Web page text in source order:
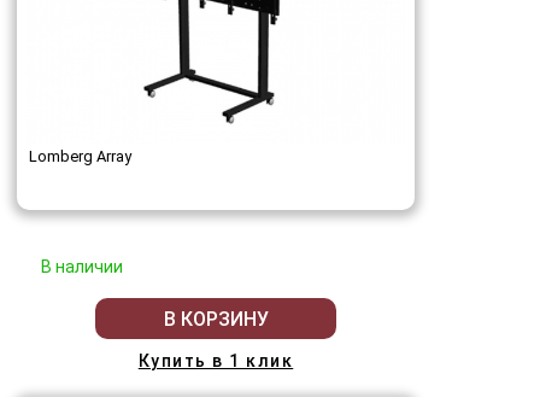
Lomberg Array
В наличии
В КОРЗИНУ
Купить в 1 клик